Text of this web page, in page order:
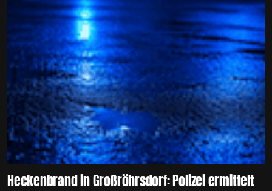
Heckenbrand in Großröhrsdorf: Polizei ermittelt